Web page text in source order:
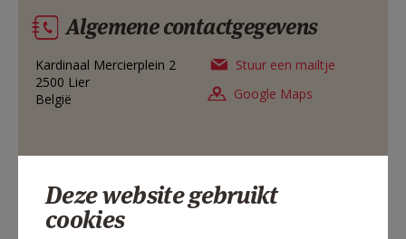
HULP
STARTPAGINA PORTAAL
MIJN PAROCHIE
Algemene contactgegevens
Kardinaal Mercierplein 2
2500 Lier
België
Stuur een mailtje
Google Maps
Kardinaal Mercierplein 2, 2500 Lier
Deze website gebruikt
cookies